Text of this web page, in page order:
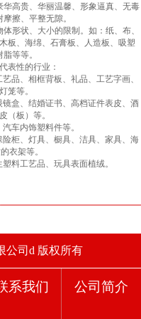
高贵、华丽温馨、形象逼真、无毒
擦、平整无隙。
形状、大小的限制。如：纸、布、
板、海绵、石膏板、人造板、吸塑
等等。
表性的行业：
品、相框背板、礼品、工艺字画、
笼等。
盒、结婚证书、高档证件表皮、酒
（板）等。
车内饰塑料件等。
柜、灯具、橱具、洁具、家具、海
衣架等。
料工艺品、玩具表面植绒。
公司d 版权所有
系我们 公司简介